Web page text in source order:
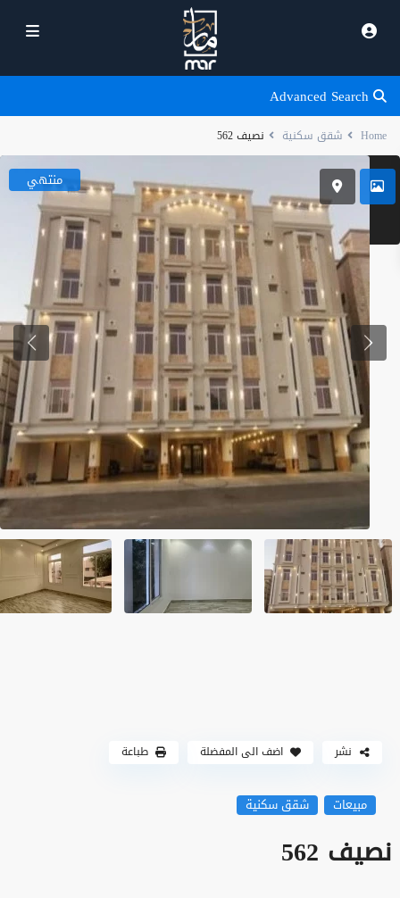
Advanced Search
Home شقق سكنية نصيف 562
منتهي
مبيعات شقق سكنية
نصيف 562
نشر اضف الى المفضلة طباعة